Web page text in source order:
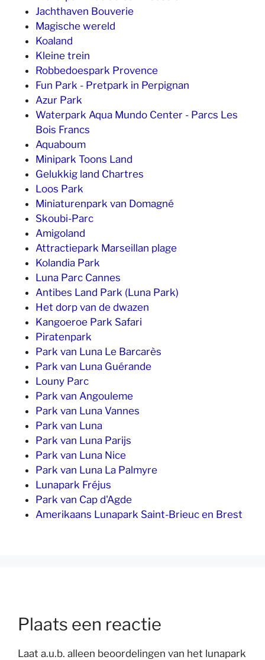
Jachthaven Bouverie
Magische wereld
Koaland
Kleine trein
Robbedoespark Provence
Fun Park - Pretpark in Perpignan
Azur Park
Waterpark Aqua Mundo Center - Parcs Les
Bois Francs
Aquaboum
Minipark Toons Land
Gelukkig land Chartres
Loos Park
Miniaturenpark van Domagné
Skoubi-Parc
Amigoland
Attractiepark Marseillan plage
Kolandia Park
Luna Parc Cannes
Antibes Land Park (Luna Park)
Het dorp van de dwazen
Kangoeroe Park Safari
Piratenpark
Park van Luna Le Barcarès
Park van Luna Guérande
Louny Parc
Park van Angouleme
Park van Luna Vannes
Park van Luna
Park van Luna Parijs
Park van Luna Nice
Park van Luna La Palmyre
Lunapark Fréjus
Park van Cap d'Agde
Amerikaans Lunapark Saint-Brieuc en Brest
Plaats een reactie
Laat a.u.b. alleen beoordelingen van het lunapark